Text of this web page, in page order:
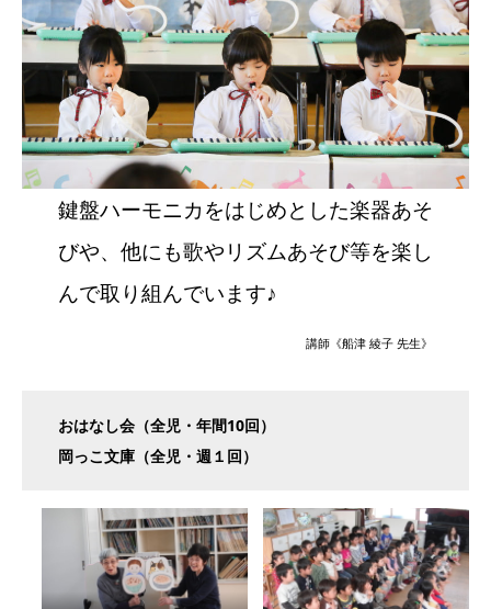
鍵盤ハーモニカをはじめとした楽器あそ
びや、他にも歌やリズムあそび等を楽し
んで取り組んでいます♪
講師《船津 綾子 先生》
おはなし会（全児・年間10回）
岡っこ文庫（全児・週１回）